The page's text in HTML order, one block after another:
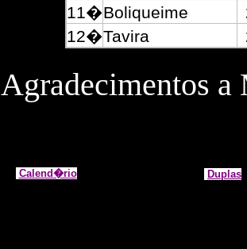
11�Boliqueime
12�Tavira
Agradecimentos
Calend�rio Duplas